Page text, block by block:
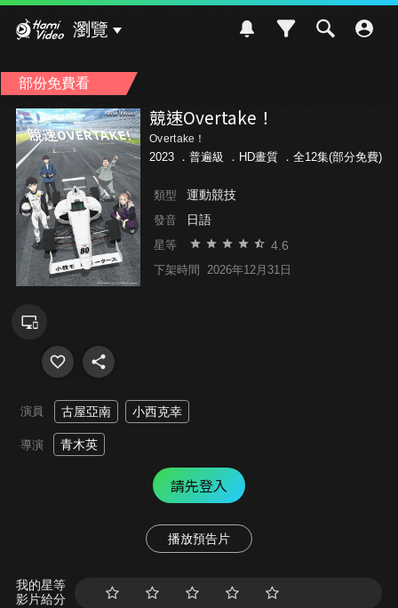
瀏覽
部份免費看
競速Overtake！
Overtake！
2023 ． 普遍級 ．HD畫質 ．全12集(部分免費)
類型 運動競技
發音 日語
星等 4.6
下架時間 2026年12月31日
演員 古屋亞南 小西克幸
導演 青木英
請先登入
播放預告片
我的星等
影片給分